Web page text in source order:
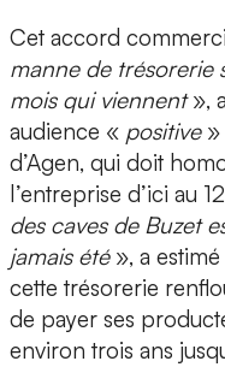
Cet accord
manne de trésorerie
mois qui viennent»,
audience « positive»
d’Agen, qui doit
l’entreprise d’ici au
des caves de Buzet
jamais été », a
cette trésorerie
de payer ses
environ trois ans